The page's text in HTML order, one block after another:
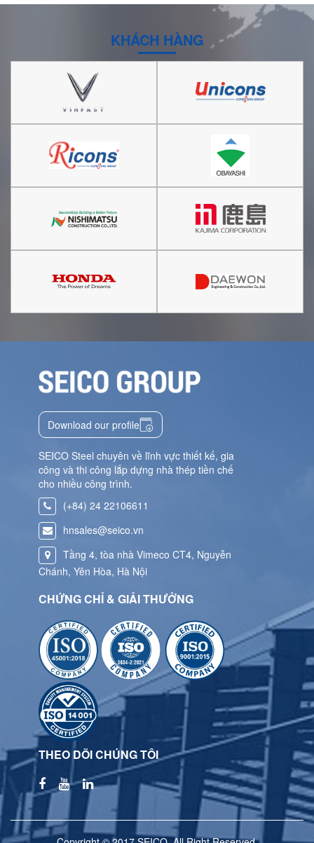
KHÁCH HÀNG
Download our profile
SEICO Steel chuyên về lĩnh vực thiết kế, gia
công và thi công lắp dựng nhà thép tiền chế
cho nhiều công trình.
(+84) 24 22106611
hnsales@seico.vn
Tầng 4, tòa nhà Vimeco CT4, Nguyễn
Chánh, Yên Hòa, Hà Nội
CHỨNG CHỈ & GIẢI THƯỞNG
THEO DÕI CHÚNG TÔI